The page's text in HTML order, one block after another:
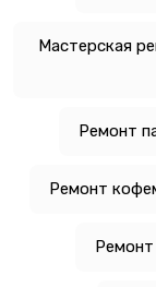
Мастерская
Ремонт
Ремонт